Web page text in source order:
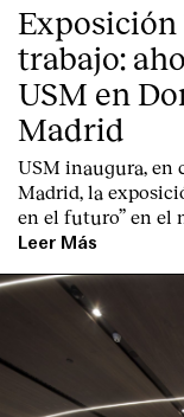
English
trabajo:
USM en
Madrid
USM inaugura, en
Madrid, la
en el futuro” en el
Leer Más